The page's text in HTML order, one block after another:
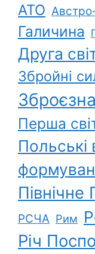
АТО
Галичина
Друга
Збройні
Перша
Польські
РСЧА Рим
Річ